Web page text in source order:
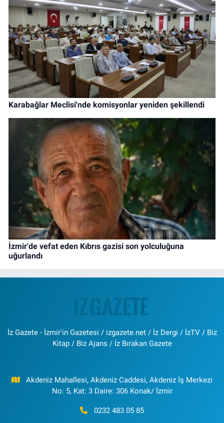
Karabağlar Meclisi'nde komisyonlar yeniden şekillendi
İzmir'de vefat eden Kıbrıs gazisi son yolculuğuna
uğurlandı
İz Gazete - İzmir'in Gazetesi / izgazete.net / İz Dergi / İzTV / Biz
Kitap / Biz Ajans / İz Bırakan Gazete
Akdeniz Mahallesi, Akdeniz Caddesi, Akdeniz İş Merkezi
No: 5, Kat: 3 Daire: 306 Konak/ İzmir
0232 483 05 85